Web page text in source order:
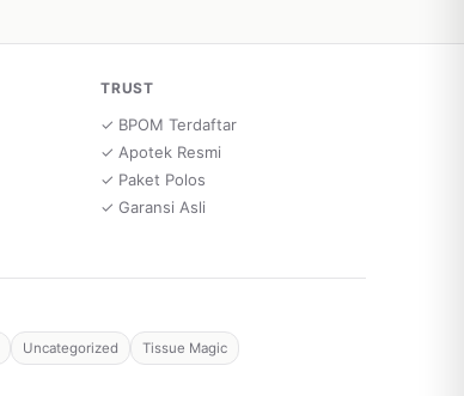
TRUST
✓ BPOM Terdaftar
✓ Apotek Resmi
✓ Paket Polos
✓ Garansi Asli
Uncategorized
Tissue Magic